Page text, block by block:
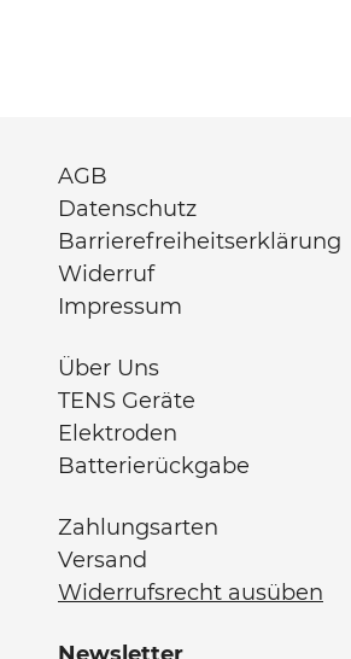
AGB
Datenschutz
Barrierefreiheitserklärung
Widerruf
Impressum
Über Uns
TENS Geräte
Elektroden
Batterierückgabe
Zahlungsarten
Versand
Widerrufsrecht ausüben